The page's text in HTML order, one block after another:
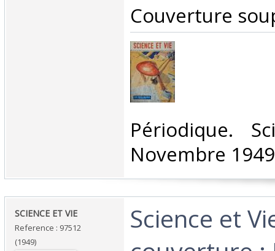
‎Couverture
‎Périodique.
Novembre
‎SCIENCE ET VIE ‎
Reference : 97512
(1949)
‎Science et